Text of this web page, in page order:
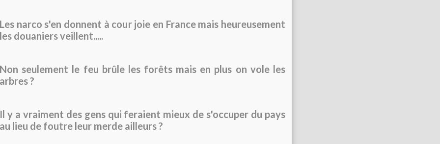
Les narco s'en donnent à cour joie en France mais heureusement
les douaniers veillent.....
Non seulement le feu brûle les forêts mais en plus on vole les
arbres ?
Il y a vraiment des gens qui feraient mieux de s'occuper du pays
au lieu de foutre leur merde ailleurs ?